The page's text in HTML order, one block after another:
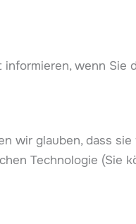
wenn Sie
wir glauben, dass sie
Technologie (Sie